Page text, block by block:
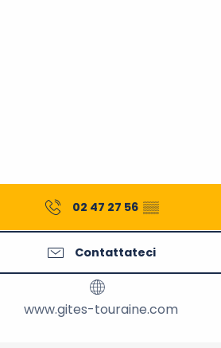
02 47 27 56 ▒▒
Contattateci
www.gites-touraine.com